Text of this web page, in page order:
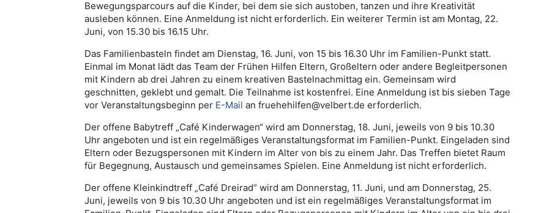
Bewegungsparcours auf die Kinder, bei dem sie sich austoben, tanzen und ihre Kreativität
ausleben können. Eine Anmeldung ist nicht erforderlich. Ein weiterer Termin ist am Montag, 22.
Juni, von 15.30 bis 16.15 Uhr.
Das Familienbasteln findet am Dienstag, 16. Juni, von 15 bis 16.30 Uhr im Familien-Punkt statt.
Einmal im Monat lädt das Team der Frühen Hilfen Eltern, Großeltern oder andere Begleitpersonen
mit Kindern ab drei Jahren zu einem kreativen Bastelnachmittag ein. Gemeinsam wird
geschnitten, geklebt und gemalt. Die Teilnahme ist kostenfrei. Eine Anmeldung ist bis sieben Tage
vor Veranstaltungsbeginn per E-Mail an fruehehilfen@velbert.de erforderlich.
Der offene Babytreff „Café Kinderwagen“ wird am Donnerstag, 18. Juni, jeweils von 9 bis 10.30
Uhr angeboten und ist ein regelmäßiges Veranstaltungsformat im Familien-Punkt. Eingeladen sind
Eltern oder Bezugspersonen mit Kindern im Alter von bis zu einem Jahr. Das Treffen bietet Raum
für Begegnung, Austausch und gemeinsames Spielen. Eine Anmeldung ist nicht erforderlich.
Der offene Kleinkindtreff „Café Dreirad“ wird am Donnerstag, 11. Juni, und am Donnerstag, 25.
Juni, jeweils von 9 bis 10.30 Uhr angeboten und ist ein regelmäßiges Veranstaltungsformat im